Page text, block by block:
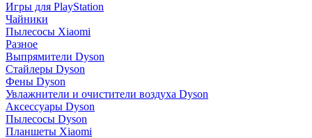
Игры для PlayStation
Чайники
Пылесосы Xiaomi
Разное
Выпрямители Dyson
Стайлеры Dyson
Фены Dyson
Увлажнители и очистители воздуха Dyson
Аксессуары Dyson
Пылесосы Dyson
Планшеты Xiaomi